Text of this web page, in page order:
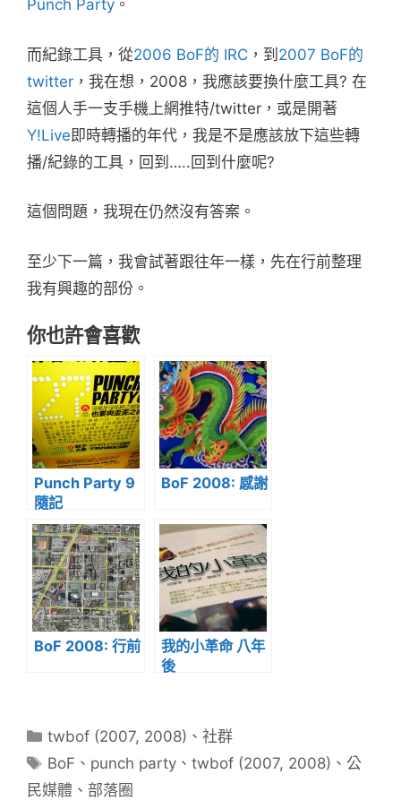
Punch Party 。
而紀錄工具，從2006 BoF的 IRC ，到 2007 BoF的
twitter ，我在想，2008，我應該要換什麼工具? 在
這個人手一支手機上網推特/twitter，或是開著
Y!Live 即時轉播的年代，我是不是應該放下這些轉
播/紀錄的工具，回到…..回到什麼呢?
這個問題，我現在仍然沒有答案。
至少下一篇，我會試著跟往年一樣，先在行前整理
我有興趣的部份。
你也許會喜歡
Punch Party 9
隨記
BoF 2008: 感謝
BoF 2008: 行前
我的小革命 八年
後
分
類
twbof (2007, 2008) 、社群
標
籤
BoF 、 punch party 、twbof (2007, 2008) 、 公
民媒體 、 部落圈